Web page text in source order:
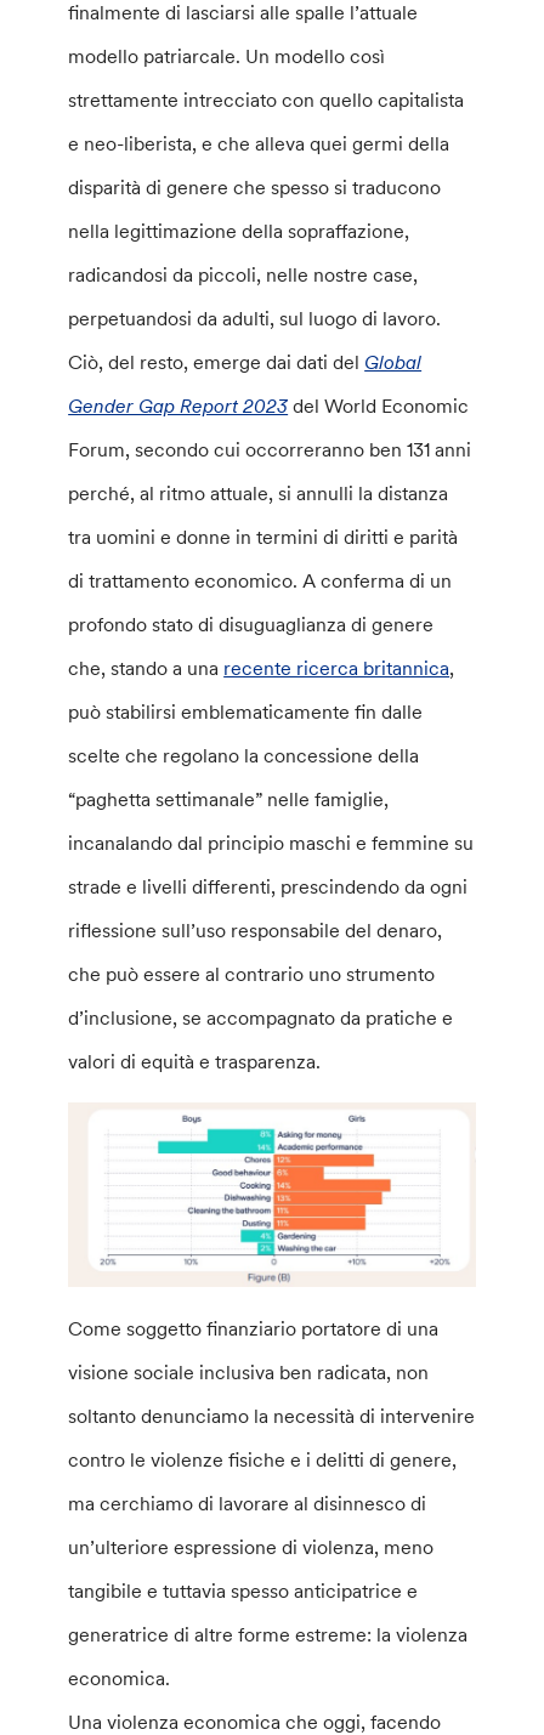
finalmente di lasciarsi alle spalle l’attuale
modello patriarcale. Un modello così
strettamente intrecciato con quello capitalista
e neo-liberista, e che alleva quei germi della
disparità di genere che spesso si traducono
nella legittimazione della sopraffazione,
radicandosi da piccoli, nelle nostre case,
perpetuandosi da adulti, sul luogo di lavoro.
Ciò, del resto, emerge dai dati del Global
Gender Gap Report 2023 del World Economic
Forum, secondo cui occorreranno ben 131 anni
perché, al ritmo attuale, si annulli la distanza
tra uomini e donne in termini di diritti e parità
di trattamento economico. A conferma di un
profondo stato di disuguaglianza di genere
che, stando a una recente ricerca britannica,
può stabilirsi emblematicamente fin dalle
scelte che regolano la concessione della
“paghetta settimanale” nelle famiglie,
incanalando dal principio maschi e femmine su
strade e livelli differenti, prescindendo da ogni
riflessione sull’uso responsabile del denaro,
che può essere al contrario uno strumento
d’inclusione, se accompagnato da pratiche e
valori di equità e trasparenza.
Come soggetto finanziario portatore di una
visione sociale inclusiva ben radicata, non
soltanto denunciamo la necessità di intervenire
contro le violenze fisiche e i delitti di genere,
ma cerchiamo di lavorare al disinnesco di
un’ulteriore espressione di violenza, meno
tangibile e tuttavia spesso anticipatrice e
generatrice di altre forme estreme: la violenza
economica.
Una violenza economica che oggi, facendo